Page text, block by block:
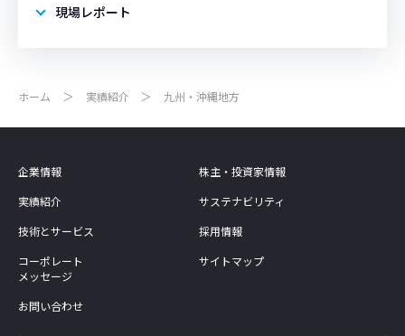
現場レポート
ホーム 実績紹介 九州・沖縄地方
企業情報
株主・投資家情報
実績紹介
サステナビリティ
技術とサービス
採用情報
コーポレート
メッセージ
サイトマップ
お問い合わせ